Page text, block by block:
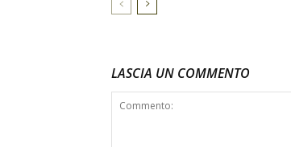
LASCIA UN COMMENTO